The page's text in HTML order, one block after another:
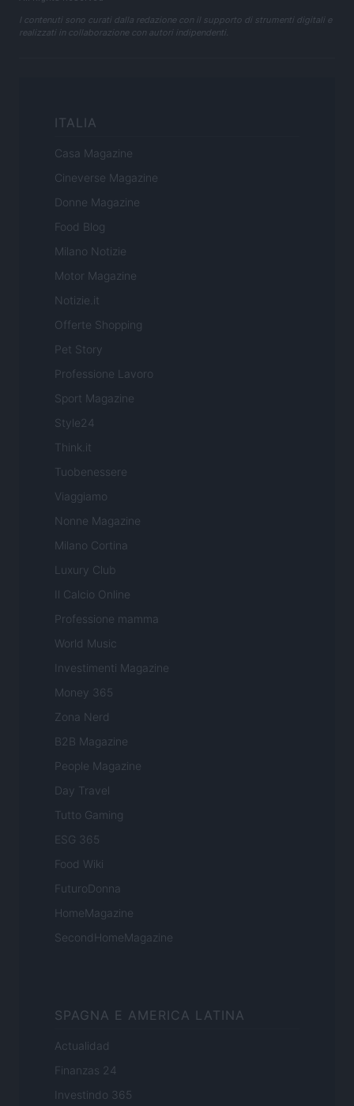
I contenuti sono curati dalla redazione con il supporto di strumenti digitali e
realizzati in collaborazione con autori indipendenti.
ITALIA
Casa Magazine
Cineverse Magazine
Donne Magazine
Food Blog
Milano Notizie
Motor Magazine
Notizie.it
Offerte Shopping
Pet Story
Professione Lavoro
Sport Magazine
Style24
Think.it
Tuobenessere
Viaggiamo
Nonne Magazine
Milano Cortina
Luxury Club
Il Calcio Online
Professione mamma
World Music
Investimenti Magazine
Money 365
Zona Nerd
B2B Magazine
People Magazine
Day Travel
Tutto Gaming
ESG 365
Food Wiki
FuturoDonna
HomeMagazine
SecondHomeMagazine
SPAGNA E AMERICA LATINA
Actualidad
Finanzas 24
Investindo 365